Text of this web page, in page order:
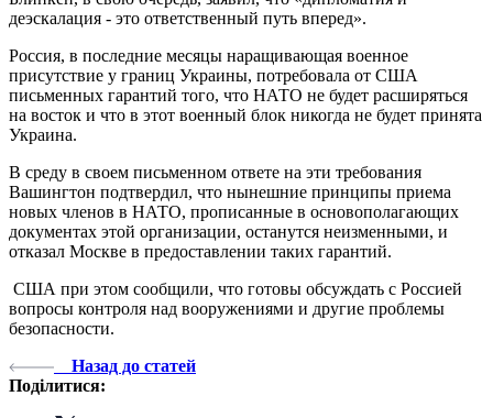
деэскалация - это ответственный путь вперед».
Россия, в последние месяцы наращивающая военное
присутствие у границ Украины, потребовала от США
письменных гарантий того, что НАТО не будет расширяться
на восток и что в этот военный блок никогда не будет принята
Украина.
В среду в своем письменном ответе на эти требования
Вашингтон подтвердил, что нынешние принципы приема
новых членов в НАТО, прописанные в основополагающих
документах этой организации, останутся неизменными, и
отказал Москве в предоставлении таких гарантий.
США при этом сообщили, что готовы обсуждать с Россией
вопросы контроля над вооружениями и другие проблемы
безопасности.
Назад до статей
Поділитися: